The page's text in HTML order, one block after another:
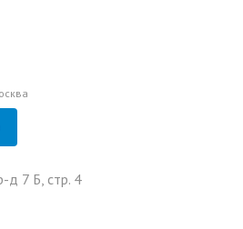
д 7 Б, стр. 4